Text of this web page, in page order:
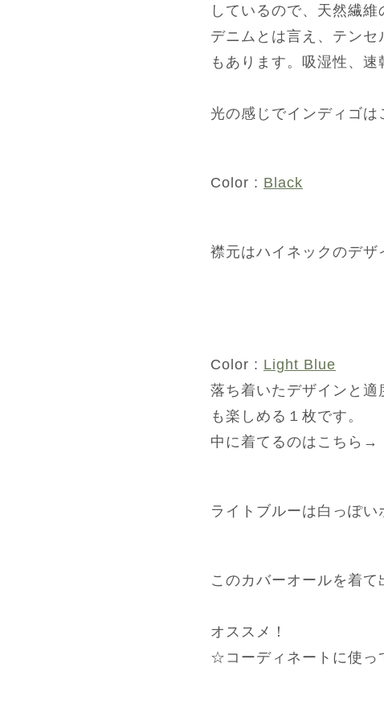
しているので、天然繊
デニムとは言え、テン
もあります。吸湿性、速
光の感じでインディゴは
Color : Black
襟元はハイネックのデザ
Color : Light Blue
落ち着いたデザインと
も楽しめる１枚です。
中に着てるのはこちら→
ライトブルーは白っぽい
このカバーオールを着
オススメ！
☆コーディネートに使っ